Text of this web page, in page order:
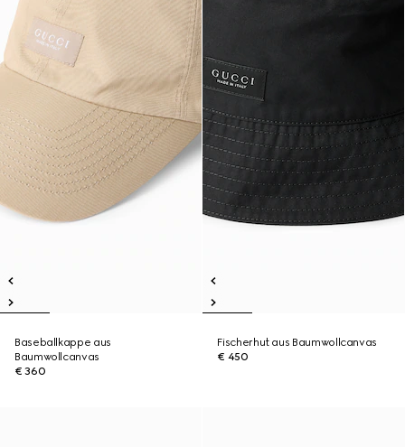
Baseballkappe aus
Baumwollcanvas
€ 360
Fischerhut aus Baumwollcanvas
€ 450